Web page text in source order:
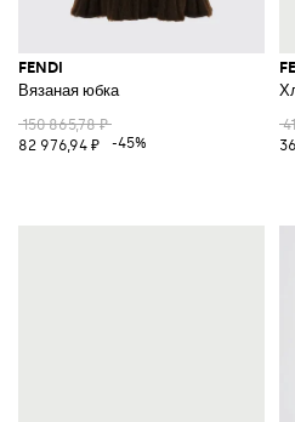
FENDI
Вязаная юбка
150 865,78 ₽
82 976,94 ₽
-45%